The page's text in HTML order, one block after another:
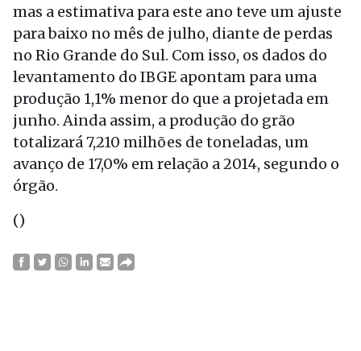
mas a estimativa para este ano teve um ajuste
para baixo no mês de julho, diante de perdas
no Rio Grande do Sul. Com isso, os dados do
levantamento do IBGE apontam para uma
produção 1,1% menor do que a projetada em
junho. Ainda assim, a produção do grão
totalizará 7,210 milhões de toneladas, um
avanço de 17,0% em relação a 2014, segundo o
órgão.
()